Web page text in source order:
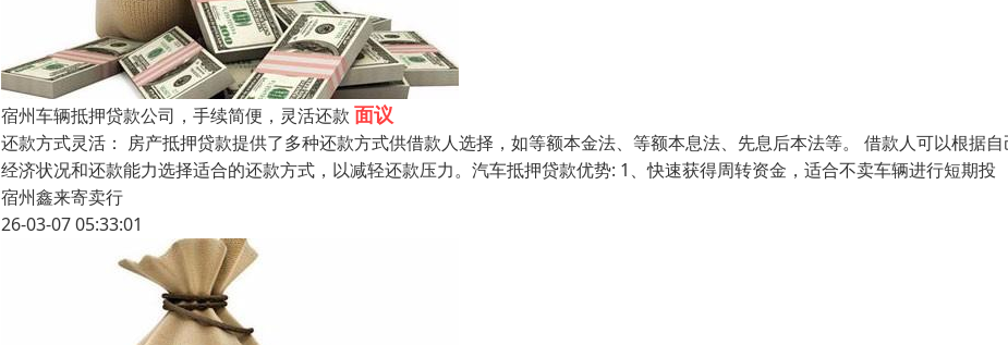
宿州车辆抵押贷款公司，手续简便，灵活还款 面议
还款方式灵活： 房产抵押贷款提供了多种还款方式供借款人选择，如等额本金法、等额本息法、先息后本法等。 借款人可以根据
经济状况和还款能力选择适合的还款方式，以减轻还款压力。汽车抵押贷款优势: 1、快速获得周转资金，适合不卖车辆进行短期投
宿州鑫来寄卖行
26-03-07 05:33:01